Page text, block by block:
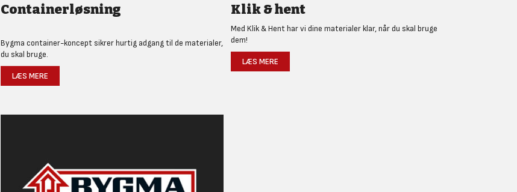
Containerløsning
Bygma container-koncept sikrer hurtig adgang til de materialer,
du skal bruge.
LÆS MERE
Klik & hent
Med Klik & Hent har vi dine materialer klar, når du skal bruge
dem!
LÆS MERE